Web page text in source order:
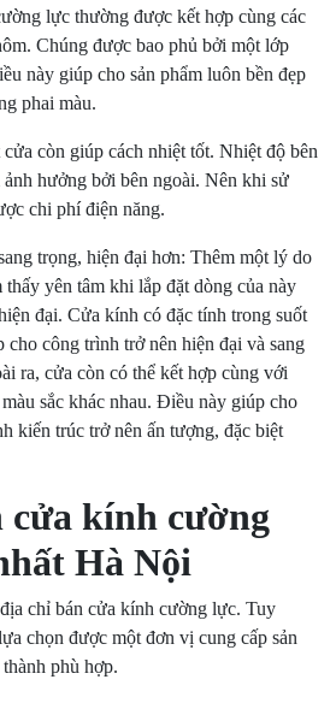
lực thường được kết hợp cùng các
Chúng được bao phủ bởi một lớp
này giúp cho sản phẩm luôn bền đẹp
phai màu.
còn giúp cách nhiệt tốt. Nhiệt độ bên
hưởng bởi bên ngoài. Nên khi sử
chi phí điện năng.
trọng, hiện đại hơn: Thêm một lý do
thấy yên tâm khi lắp đặt dòng của này
đại. Cửa kính có đặc tính trong suốt
công trình trở nên hiện đại và sang
ra, cửa còn có thể kết hợp cùng với
sắc khác nhau. Điều này giúp cho
kiến trúc trở nên ấn tượng, đặc biệt
kính cường
Hà Nội
chỉ bán cửa kính cường lực. Tuy
chọn được một đơn vị cung cấp sản
phù hợp.